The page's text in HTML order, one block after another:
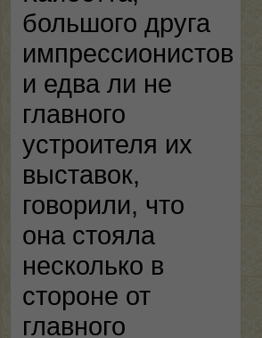
большого друга
импрессионистов
и едва ли не
главного
устроителя их
выставок,
говорили, что
она стояла
несколько в
стороне от
главного